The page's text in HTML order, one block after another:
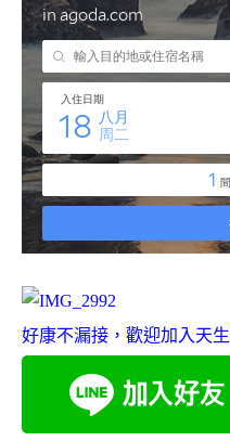
好康不漏接，歡迎加入天